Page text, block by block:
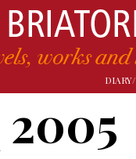
DIARY/
2005